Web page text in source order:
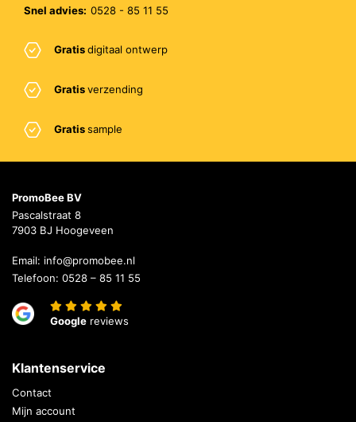
Snel advies: 0528 - 85 11 55
Gratisdigitaal ontwerp
Gratisverzending
Gratissample
PromoBee BV
Pascalstraat 8
7903 BJ Hoogeveen
Email: info@promobee.nl
Telefoon: 0528 – 85 11 55
Google reviews
Klantenservice
Contact
Mijn account